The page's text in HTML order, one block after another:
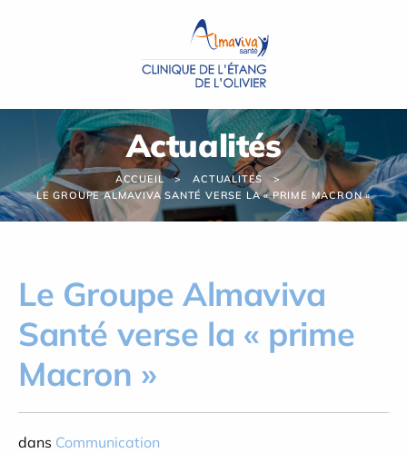
Actualités
ACCUEIL
ACTUALITÉS
LE GROUPE ALMAVIVA SANTÉ VERSE LA « PRIME MACRON »
Le Groupe Almaviva
Santé verse la « prime
Macron »
dans Communication